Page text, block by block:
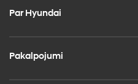
Par Hyundai
Pakalpojumi